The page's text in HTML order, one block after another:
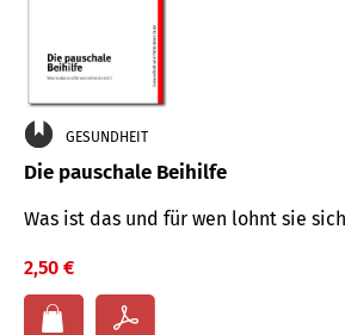
GESUNDHEIT
Die pauschale Beihilfe
Was ist das und für wen lohnt sie
2,50 €